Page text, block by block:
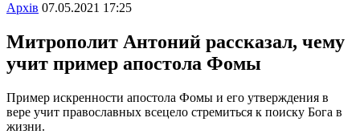
Архiв 07.05.2021 17:25
Митрополит Антоний рассказал, чему
учит пример апостола Фомы
Пример искренности апостола Фомы и его утверждения в
вере учит православных всецело стремиться к поиску Бога в
жизни.